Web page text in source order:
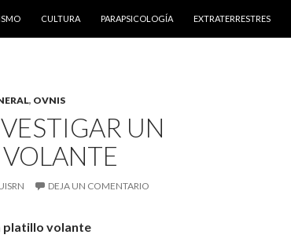
CULTURA PARAPSICOLOGÍA EXTRATERRESTRES
, OVNIS
UN
DEJA UN COMENTARIO
platillo volante